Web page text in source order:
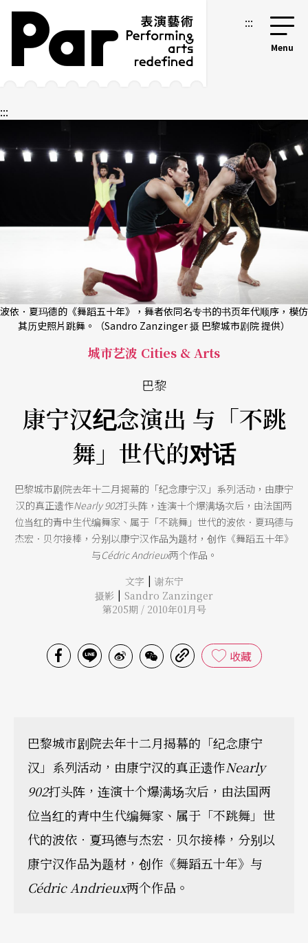
跳到主要内容区块
网站导览 :::
:::
波依．夏玛德的《舞蹈五十年》，舞者依同名专书的书页年代顺序，模仿
其历史照片跳舞。（Sandro Zanzinger 摄 巴黎城市剧院 提供）
城市艺波 Cities & Arts
巴黎
康宁汉纪念演出 与「不跳
舞」世代的对话
巴黎城市剧院去年十二月揭幕的「纪念康宁汉」系列活动，由康宁
汉的真正遗作Nearly 902打头阵，连演十个爆满场次后，由法国两
位当红的青中生代编舞家、属于「不跳舞」世代的波依．夏玛德与
杰宏．贝尔接棒，分别以康宁汉作品为题材，创作《舞蹈五十年》
与Cédric Andrieux两个作品。
文字 | 谢东宁
摄影 | Sandro Zanzinger
第205期 / 2010年01月号
收藏
巴黎城市剧院去年十二月揭幕的「纪念康宁
汉」系列活动，由康宁汉的真正遗作Nearly
902打头阵，连演十个爆满场次后，由法国两
位当红的青中生代编舞家、属于「不跳舞」世
代的波依．夏玛德与杰宏．贝尔接棒，分别以
康宁汉作品为题材，创作《舞蹈五十年》与
Cédric Andrieux两个作品。